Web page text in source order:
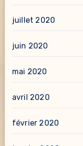
juillet 2020
juin 2020
mai 2020
avril 2020
février 2020